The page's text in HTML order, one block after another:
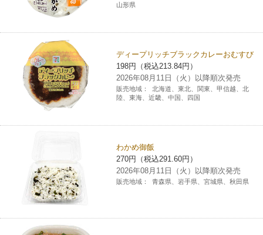
山形県
ディープリッチブラックカレーおむすび
198円（税込213.84円）
2026年08月11日（火）以降順次発売
販売地域：
北海道、東北、関東、甲信越、北
陸、東海、近畿、中国、四国
わかめ御飯
270円（税込291.60円）
2026年08月11日（火）以降順次発売
販売地域： 青森県、岩手県、宮城県、秋田県